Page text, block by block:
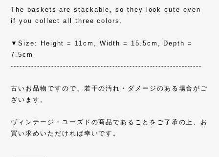
The baskets are stackable, so they look cute even
if you collect all three colors.
▼Size: Height = 11cm, Width = 15.5cm, Depth =
7.5cm
------------------------------------------------------------------
古いお品物ですので、若干の汚れ・ダメージのある場合がご
ざいます。
ヴィンテージ・ユーズドの商品であることをご了承の上、お
買い求めいただければ幸いです。